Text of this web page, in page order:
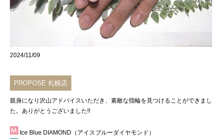
2024/11/09
PROPOSE 札幌店
親身になり沢山アドバイスいただき、素敵な指輪を見つけることができまし
た。ありがとうございました!!
Ice Blue DIAMOND（アイスブルーダイヤモンド）